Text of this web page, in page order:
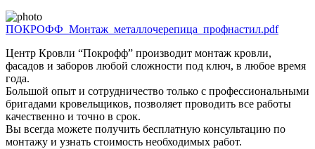
ПОКРОФФ_Монтаж_металлочерепица_профнастил.pdf
Центр Кровли “Покрофф” производит монтаж кровли,
фасадов и заборов любой сложности под ключ, в любое время
года.
Большой опыт и сотрудничество только с профессиональными
бригадами кровельщиков, позволяет проводить все работы
качественно и точно в срок.
Вы всегда можете получить бесплатную консультацию по
монтажу и узнать стоимость необходимых работ.